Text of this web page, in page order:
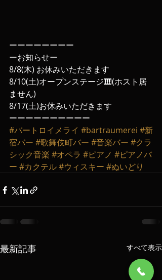
ーーーーーーーー
ーお知らせー
8/8(木) お休みいただきます
8/10(土)オープンステージ🎹(ホスト居
ません)
8/17(土)お休みいただきます
ーーーーーーーーーー
#バートロイメライ #bartraumerei #新
宿バー #歌舞伎町バー #音楽バー #クラ
シック音楽 #オペラ #ピアノ #ピアノバ
ー #カクテル#ウィスキー #ぬいどり
最新記事 すべて表示